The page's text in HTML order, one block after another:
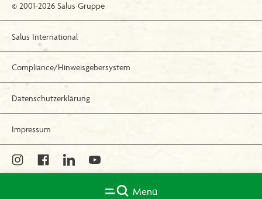
© 2001-2026 Salus Gruppe
Salus International
Compliance/Hinweisgebersystem
Datenschutzerklärung
Impressum
Menü